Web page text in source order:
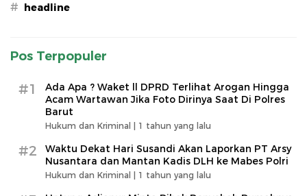
# headline
Pos Terpopuler
#1
Ada Apa ? Waket ll DPRD Terlihat Arogan Hingga
Acam Wartawan Jika Foto Dirinya Saat Di Polres
Barut
Hukum dan Kriminal | 1 tahun yang lalu
#2
Waktu Dekat Hari Susandi Akan Laporkan PT Arsy
Nusantara dan Mantan Kadis DLH ke Mabes Polri
Hukum dan Kriminal | 1 tahun yang lalu